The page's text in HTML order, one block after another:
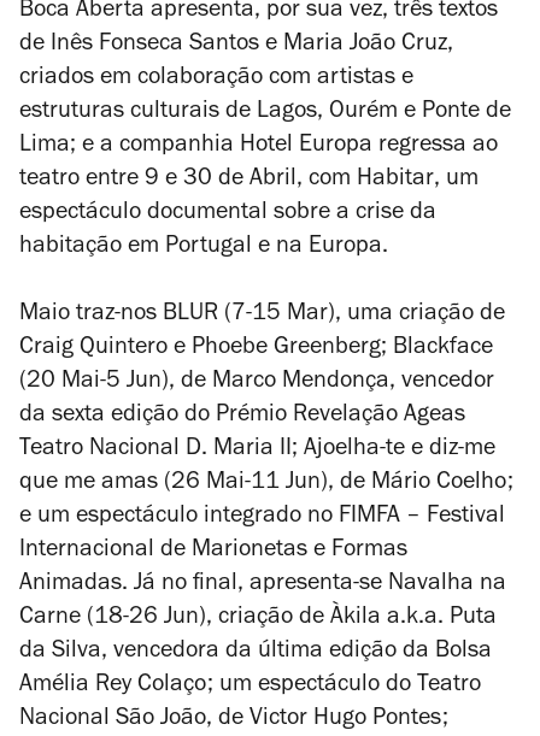
Boca Aberta apresenta, por sua vez, três textos
de Inês Fonseca Santos e Maria João Cruz,
criados em colaboração com artistas e
estruturas culturais de Lagos, Ourém e Ponte de
Lima; e a companhia Hotel Europa regressa ao
teatro entre 9 e 30 de Abril, com Habitar, um
espectáculo documental sobre a crise da
habitação em Portugal e na Europa.
Maio traz-nos BLUR (7-15 Mar), uma criação de
Craig Quintero e Phoebe Greenberg; Blackface
(20 Mai-5 Jun), de Marco Mendonça, vencedor
da sexta edição do Prémio Revelação Ageas
Teatro Nacional D. Maria II; Ajoelha-te e diz-me
que me amas (26 Mai-11 Jun), de Mário Coelho;
e um espectáculo integrado no FIMFA – Festival
Internacional de Marionetas e Formas
Animadas. Já no final, apresenta-se Navalha na
Carne (18-26 Jun), criação de Àkila a.k.a. Puta
da Silva, vencedora da última edição da Bolsa
Amélia Rey Colaço; um espectáculo do Teatro
Nacional São João, de Victor Hugo Pontes;